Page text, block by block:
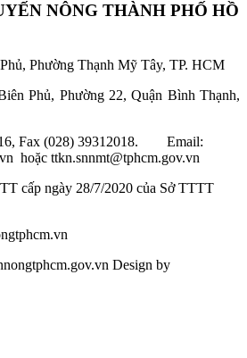
NÔNG THÀNH PHỐ HỒ
Phường Thạnh Mỹ Tây, TP. HCM
Phủ, Phường 22, Quận Bình Thạnh,
Fax (028) 39312018. Email:
hoặc ttkn.snnmt@tphcm.gov.vn
cấp ngày 28/7/2020 của Sở TTTT
Design by